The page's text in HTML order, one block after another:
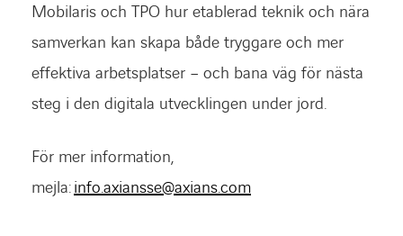
Mobilaris och TPO hur etablerad teknik och nära
samverkan kan skapa både tryggare och mer
effektiva arbetsplatser – och bana väg för nästa
steg i den digitala utvecklingen under jord.
För mer information,
mejla:info.axiansse@axians.com